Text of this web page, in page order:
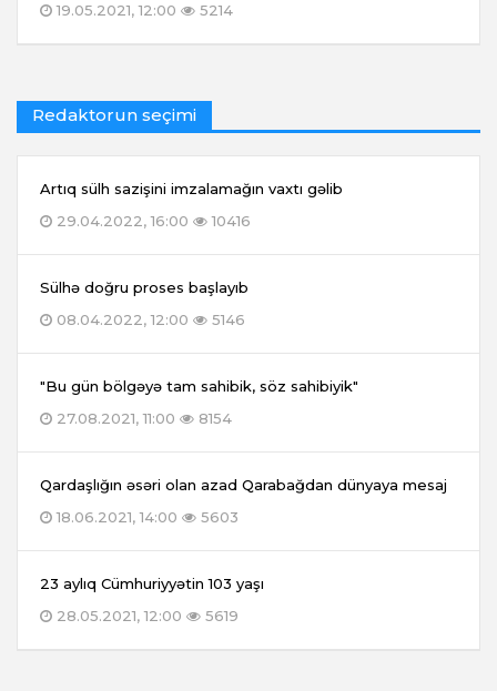
19.05.2021, 12:00
5214
Redaktorun seçimi
Artıq sülh sazişini imzalamağın vaxtı gəlib
29.04.2022, 16:00
10416
Sülhə doğru proses başlayıb
08.04.2022, 12:00
5146
"Bu gün bölgəyə tam sahibik, söz sahibiyik"
27.08.2021, 11:00
8154
Qardaşlığın əsəri olan azad Qarabağdan dünyaya mesaj
18.06.2021, 14:00
5603
23 aylıq Cümhuriyyətin 103 yaşı
28.05.2021, 12:00
5619